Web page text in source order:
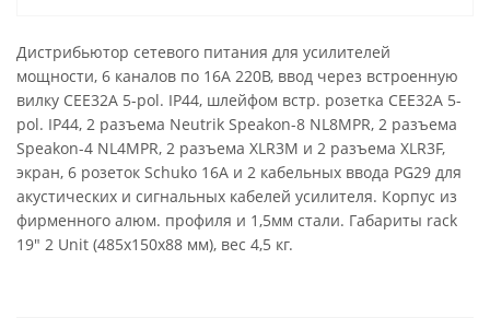
Дистрибьютор сетевого питания для усилителей
мощности, 6 каналов по 16А 220В, ввод через встроенную
вилку CEE32A 5-pol. IP44, шлейфом встр. розетка CEE32A 5-
pol. IP44, 2 разъема Neutrik Speakon-8 NL8MPR, 2 разъема
Speakon-4 NL4MPR, 2 разъема XLR3M и 2 разъема XLR3F,
экран, 6 розеток Schuko 16A и 2 кабельных ввода PG29 для
акустических и сигнальных кабелей усилителя. Корпус из
фирменного алюм. профиля и 1,5мм стали. Габариты rack
19" 2 Unit (485х150х88 мм), вес 4,5 кг.